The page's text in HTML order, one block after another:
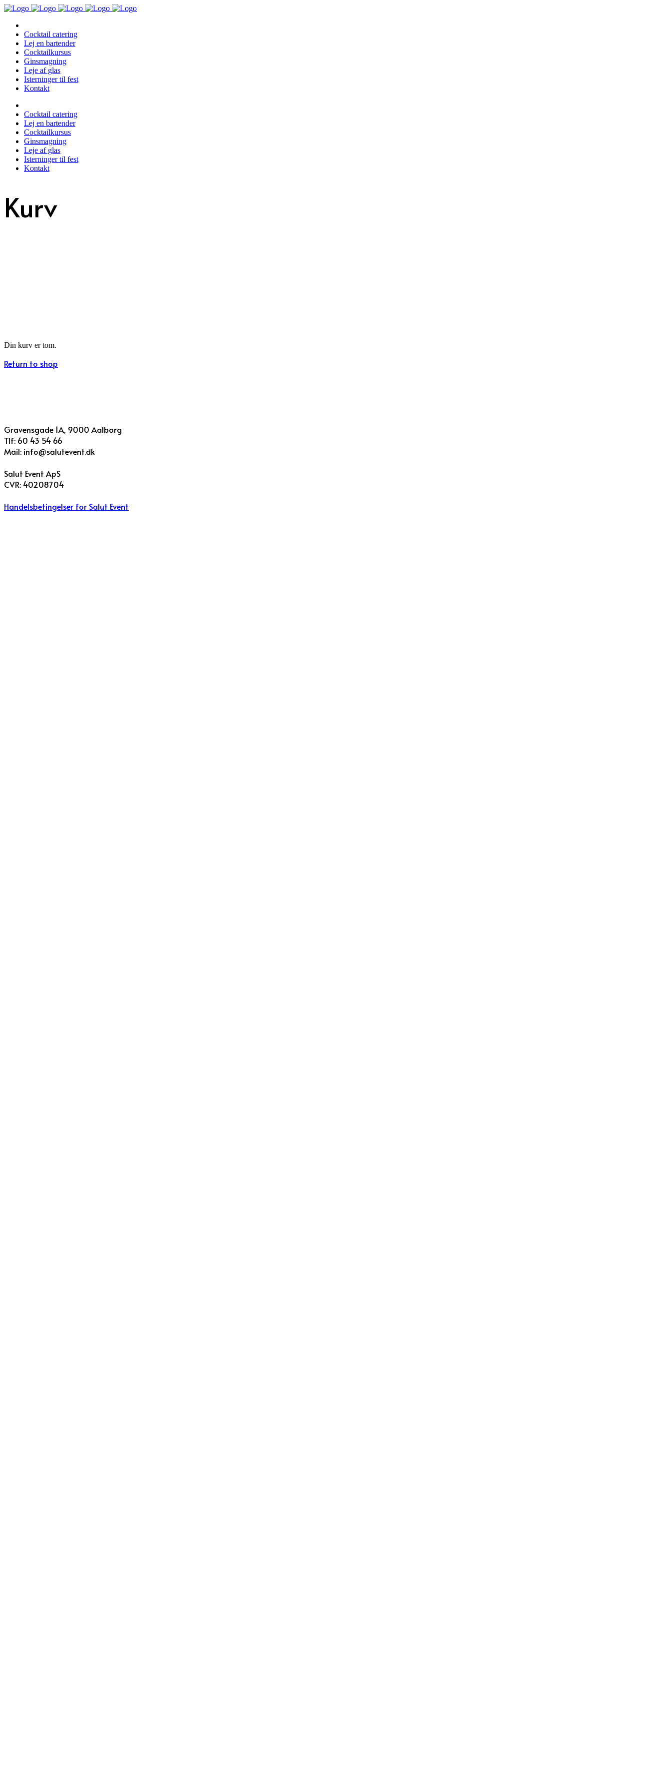
Cocktail catering
Lej en bartender
Cocktailkursus
Ginsmagning
Leje af glas
Isterninger til fest
Kontakt
Cocktail catering
Lej en bartender
Cocktailkursus
Ginsmagning
Leje af glas
Isterninger til fest
Kontakt
Kurv
Din kurv er tom.
Return to shop
Gravensgade 1A, 9000 Aalborg
Tlf: 60 43 54 66
Mail: info@salutevent.dk
Salut Event ApS
CVR: 40208704
Handelsbetingelser for Salut Event